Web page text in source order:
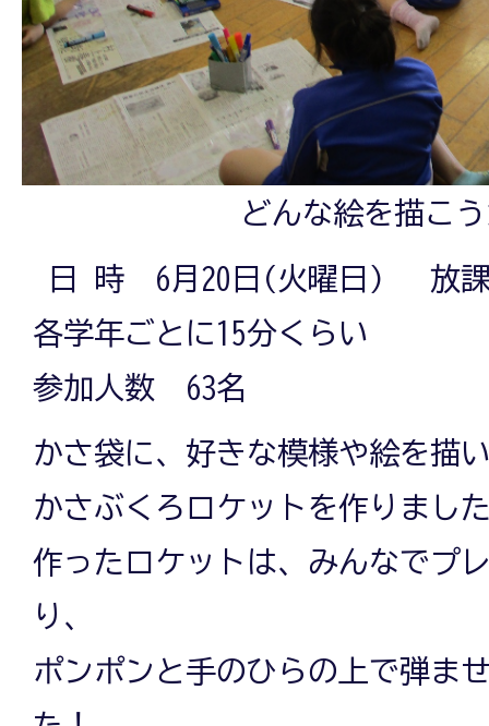
どんな絵を描こ
日 時 6月20日(火曜日) 放課
各学年ごとに15分くらい
参加人数 63名
かさ袋に、好きな模様や絵を描
かさぶくろロケットを作りまし
作ったロケットは、みんなでプ
り、
ポンポンと手のひらの上で弾ま